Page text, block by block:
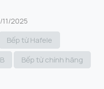
11/2025
Bếp từ Hafele
Bếp từ chính hãng